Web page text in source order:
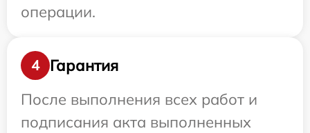
операции.
4
Гарантия
После выполнения всех работ и
подписания акта выполненных